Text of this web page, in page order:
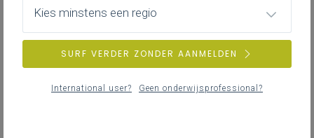
kleurrijke scholen, en dus het opgeven van
katholieke identiteit”
Kies minstens een regio
SURF VERDER ZONDER AANMELDEN
International user? Geen onderwijsprofessional?